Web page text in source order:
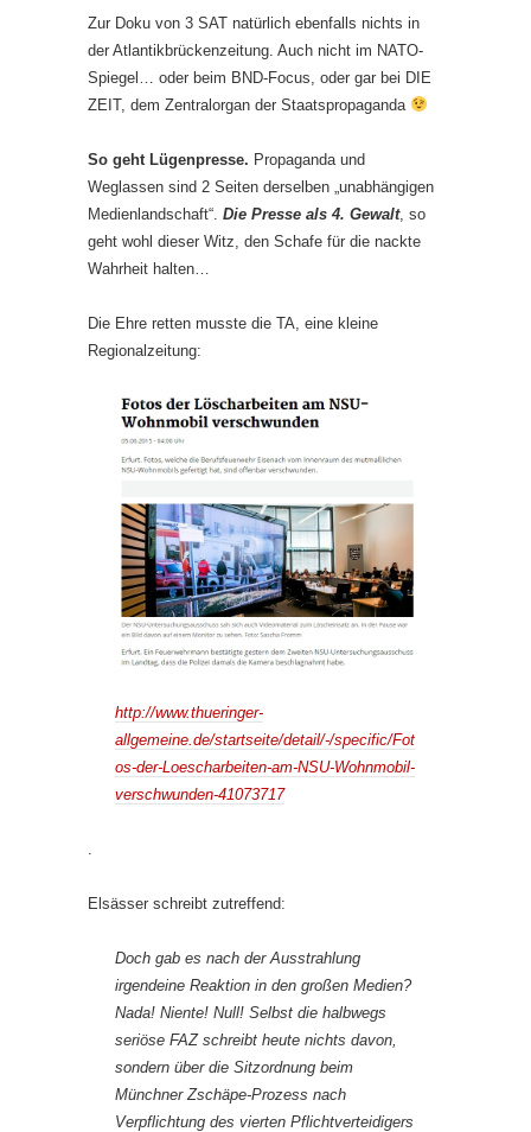
Zur Doku von 3 SAT natürlich ebenfalls nichts in
der Atlantikbrückenzeitung. Auch nicht im NATO-
Spiegel… oder beim BND-Focus, oder gar bei DIE
ZEIT, dem Zentralorgan der Staatspropaganda
So geht Lügenpresse. Propaganda und
Weglassen sind 2 Seiten derselben „unabhängigen
Medienlandschaft“. Die Presse als 4. Gewalt, so
geht wohl dieser Witz, den Schafe für die nackte
Wahrheit halten…
Die Ehre retten musste die TA, eine kleine
Regionalzeitung:
http://www.thueringer-
allgemeine.de/startseite/detail/-/specific/Fot
os-der-Loescharbeiten-am-NSU-Wohnmobil-
verschwunden-41073717
Elsässer schreibt zutreffend:
Doch gab es nach der Ausstrahlung
irgendeine Reaktion in den großen Medien?
Nada! Niente! Null! Selbst die halbwegs
seriöse FAZ schreibt heute nichts davon,
sondern über die Sitzordnung beim
Münchner Zschäpe-Prozess nach
Verpflichtung des vierten Pflichtverteidigers